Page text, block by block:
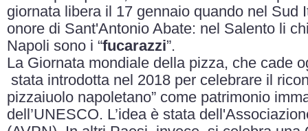
giornata libera il 17 gennaio quando nel
onore di Sant'Antonio Abate: nel Salento li
Napoli sono i “fucarazzi”.
La Giornata mondiale della pizza, che cade
stata introdotta nel 2018 per celebrare il
pizzaiuolo napoletano” come patrimonio
dell’UNESCO. L’idea è stata